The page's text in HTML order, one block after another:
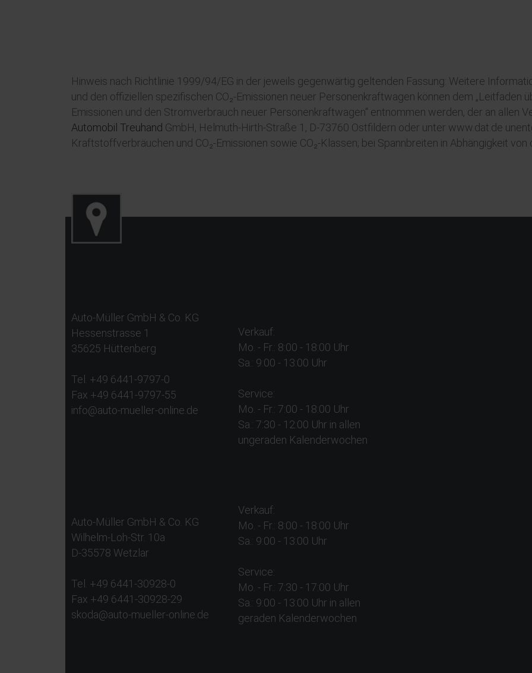
Hinweis nach Richtlinie 1999/94/EG in der jeweils gegenwärtig geltenden Fassung: Weitere
und den offiziellen spezifischen CO₂-Emissionen neuer Personenkraftwagen können dem „Leitfaden
Emissionen und den Stromverbrauch neuer Personenkraftwagen“ entnommen werden, der an allen
Automobil Treuhand GmbH, Helmuth-Hirth-Straße 1, D-73760 Ostfildern oder unter www.dat.de
Kraftstoffverbräuchen und CO₂-Emissionen sowie CO₂-Klassen; bei Spannbreiten in Abhängigkeit
Auto-Müller GmbH & Co. KG
Hessenstrasse 1
35625 Hüttenberg
Tel. +49 6441-9797-0
Fax +49 6441-9797-55
info@auto-mueller-online.de
Verkauf:
Mo. - Fr.: 8:00 - 18:00 Uhr
Sa.: 9:00 - 13:00 Uhr
Service:
Mo. - Fr.: 7:00 - 18:00 Uhr
Sa.: 7:30 - 12:00 Uhr in allen
ungeraden Kalenderwochen
Auto-Müller GmbH & Co. KG
Wilhelm-Loh-Str. 10a
D-35578 Wetzlar
Tel. +49 6441-30928-0
Fax +49 6441-30928-29
skoda@auto-mueller-online.de
Verkauf:
Mo. - Fr.: 8:00 - 18:00 Uhr
Sa.: 9:00 - 13:00 Uhr
Service:
Mo. - Fr.: 7:30 - 17:00 Uhr
Sa.: 9:00 - 13:00 Uhr in allen
geraden Kalenderwochen